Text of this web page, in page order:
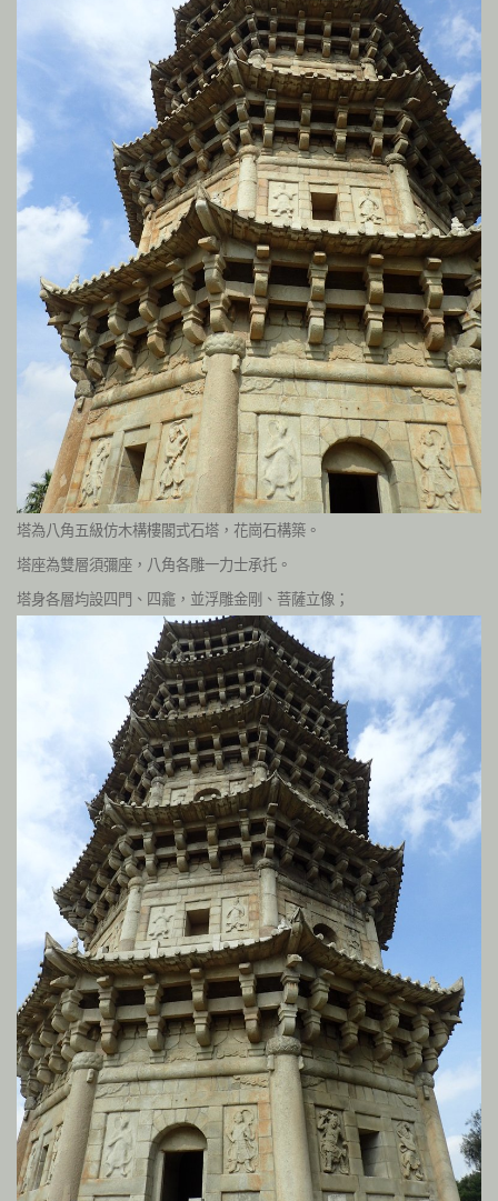
塔為八角五級仿木構樓閣式石塔，花崗石構築 。
塔座為雙層須彌座，八角各雕一力士承托。
塔身各層均設四門、四龕，並浮雕金剛、菩薩立像；